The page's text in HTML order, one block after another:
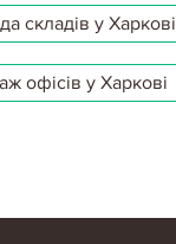
складів у Харкові
офісів у Харкові